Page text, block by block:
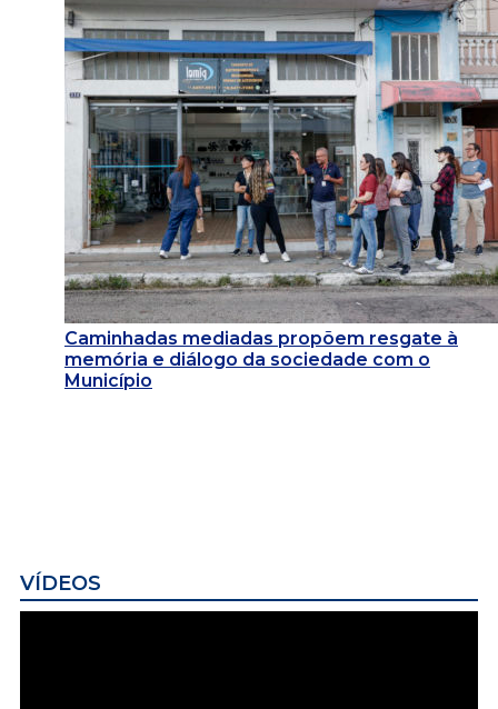
Caminhadas mediadas propõem resgate à
memória e diálogo da sociedade com o
Município
VÍDEOS